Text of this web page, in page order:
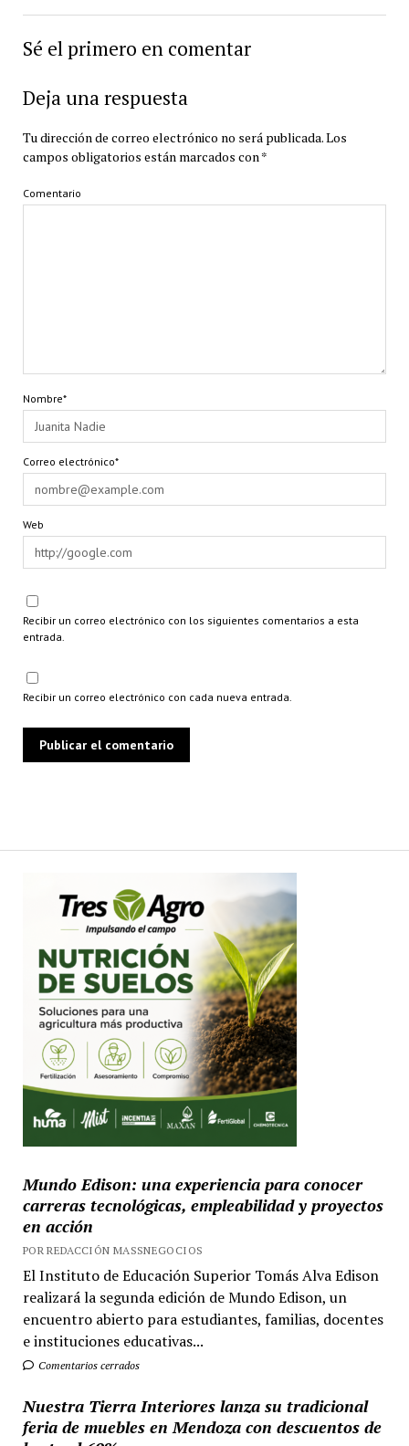
Sé el primero en comentar
Deja una respuesta
Tu dirección de correo electrónico no será publicada.Los
campos obligatorios están marcados con*
Comentario
Nombre*
Correo electrónico*
Web
Recibir un correo electrónico con los siguientes comentarios a esta
entrada.
Recibir un correo electrónico con cada nueva entrada.
Mundo Edison: una experiencia para conocer
carreras tecnológicas, empleabilidad y proyectos
en acción
POR REDACCIÓN MASSNEGOCIOS
El Instituto de Educación Superior Tomás Alva Edison
realizará la segunda edición de Mundo Edison, un
encuentro abierto para estudiantes, familias, docentes
e instituciones educativas...
Comentarios cerrados
Nuestra Tierra Interiores lanza su tradicional
feria de muebles en Mendoza con descuentos de